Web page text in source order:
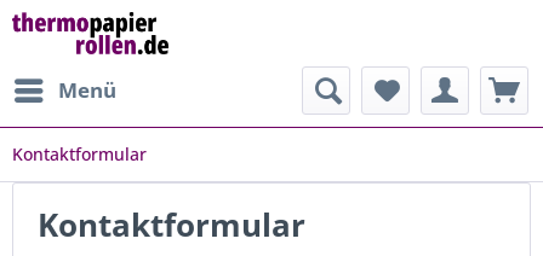
Menü
Kontaktformular
Kontaktformular